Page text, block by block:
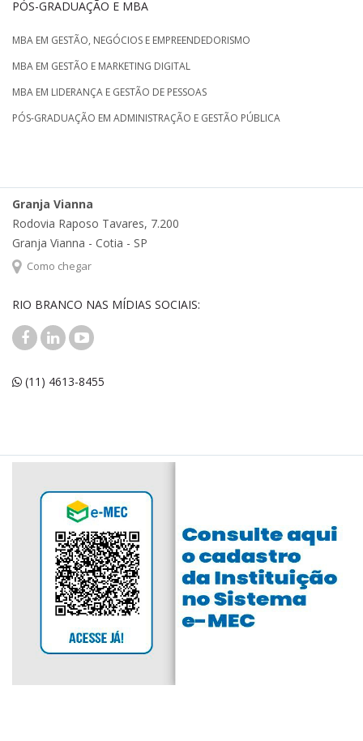
PÓS-GRADUAÇÃO E MBA
MBA EM GESTÃO, NEGÓCIOS E EMPREENDEDORISMO
MBA EM GESTÃO E MARKETING DIGITAL
MBA EM LIDERANÇA E GESTÃO DE PESSOAS
PÓS-GRADUAÇÃO EM ADMINISTRAÇÃO E GESTÃO PÚBLICA
Granja Vianna
Rodovia Raposo Tavares, 7.200
Granja Vianna - Cotia - SP
Como chegar
RIO BRANCO NAS MÍDIAS SOCIAIS:
(11) 4613-8455